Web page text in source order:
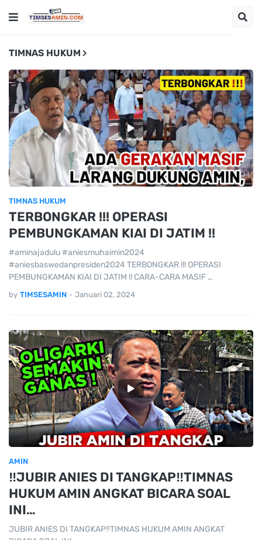
TIMNAS HUKUM
TIMNAS HUKUM
TERBONGKAR !!! OPERASI
PEMBUNGKAMAN KIAI DI JATIM !!
#aminajadulu #aniesmuhaimin2024
#aniesbaswedanpresiden2024 TERBONGKAR !!! OPERASI
PEMBUNGKAMAN KIAI DI JATIM !! CARA-CARA MASIF …
by TIMSESAMIN - Januari 02, 2024
AMIN
‼️JUBIR ANIES DI TANGKAP‼️TIMNAS
HUKUM AMIN ANGKAT BICARA SOAL
INI…
JUBIR ANIES DI TANGKAP‼️TIMNAS HUKUM AMIN ANGKAT